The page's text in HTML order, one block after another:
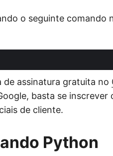
o seguinte comando
de assinatura gratuita no
basta se inscrever
de cliente.
Python